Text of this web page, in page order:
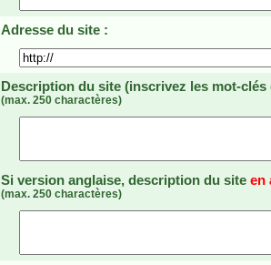
Adresse du site :
Description du site (inscrivez les mot-
(max. 250 charactères)
Si version anglaise, description du site en
(max. 250 charactères)